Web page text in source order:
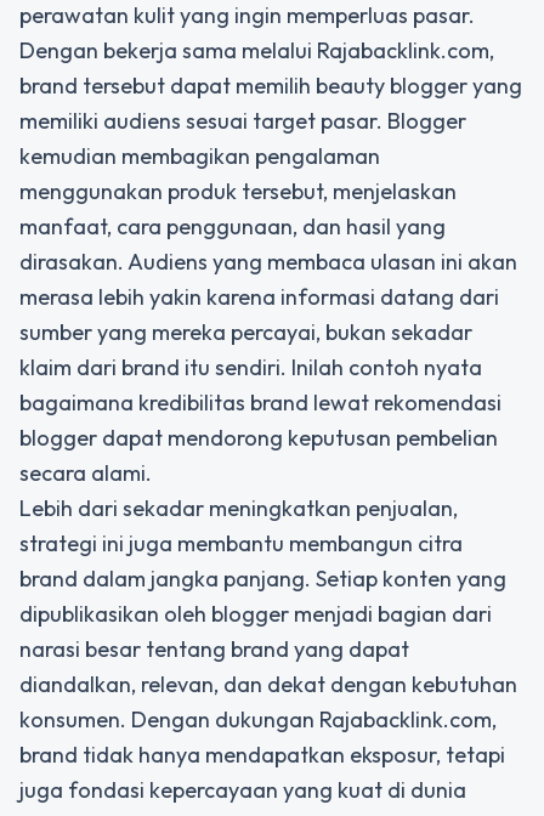
perawatan kulit yang ingin memperluas pasar.
Dengan bekerja sama melalui Rajabacklink.com,
brand tersebut dapat memilih beauty blogger yang
memiliki audiens sesuai target pasar. Blogger
kemudian membagikan pengalaman
menggunakan produk tersebut, menjelaskan
manfaat, cara penggunaan, dan hasil yang
dirasakan. Audiens yang membaca ulasan ini akan
merasa lebih yakin karena informasi datang dari
sumber yang mereka percayai, bukan sekadar
klaim dari brand itu sendiri. Inilah contoh nyata
bagaimana kredibilitas brand lewat rekomendasi
blogger dapat mendorong keputusan pembelian
secara alami.
Lebih dari sekadar meningkatkan penjualan,
strategi ini juga membantu membangun citra
brand dalam jangka panjang. Setiap konten yang
dipublikasikan oleh blogger menjadi bagian dari
narasi besar tentang brand yang dapat
diandalkan, relevan, dan dekat dengan kebutuhan
konsumen. Dengan dukungan Rajabacklink.com,
brand tidak hanya mendapatkan eksposur, tetapi
juga fondasi kepercayaan yang kuat di dunia